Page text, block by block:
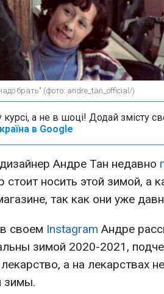
брать" (фото: andre_tan_official/)
а не в шоці! Додай змісту
в Google
Андре Тан недавно
стоит носить этой зимой, а
так как они уже
своем Instagram Андре
зимой 2020-2021,
а на лекарствах
зимы.